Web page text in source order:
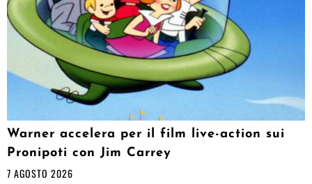
Warner accelera per il film live-action sui
Pronipoti con Jim Carrey
7 AGOSTO 2026